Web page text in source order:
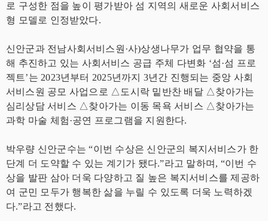
로 구성한 점을 높이 평가받아 섬 지역의 새로운 사회서비스
형 모델로 인정받았다.
신안군과 전남사회서비스원·사)상생나무가 업무 협약을 통
해 추진하고 있는 사회서비스 공급 주체 다변화 ‘섬·섬 프로
젝트’는 2023년부터 2025년까지 3년간 진행되는 중앙 사회
서비스원 공모 사업으로 △도시락 밑반찬 배달 △찾아가는
심리상담 서비스 △찾아가는 이동 목욕 서비스 △찾아가는
과학 마술 체험·공연 프로그램을 지원한다.
박우량 신안군수는 “이번 수상은 신안군의 복지서비스가 한
단계 더 도약할 수 있는 계기가 됐다.”라고 말하며, “이번 수
상을 발판 삼아 더욱 다양하고 질 높은 복지서비스를 제공하
여 군민 모두가 행복한 삶을 누릴 수 있도록 더욱 노력하겠
다.”라고 전했다.